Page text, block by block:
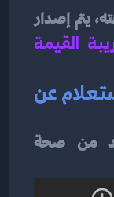
·       بمجرد اكتمال الطلب ومراجعته، يتم إصدار